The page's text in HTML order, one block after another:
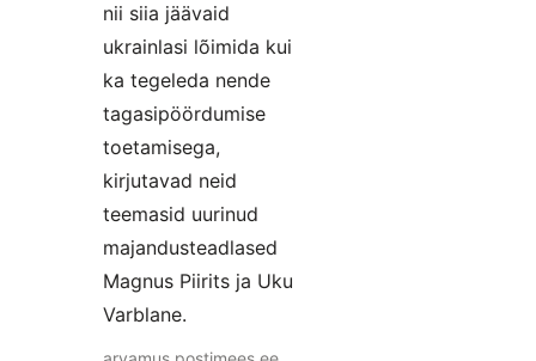
nii siia jäävaid
ukrainlasi lõimida kui
ka tegeleda nende
tagasipöördumise
toetamisega,
kirjutavad neid
teemasid uurinud
majandusteadlased
Magnus Piirits ja Uku
Varblane.